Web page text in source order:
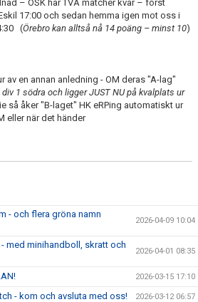
– ÖSK har TVÅ matcher kvar – först
17:00 och sedan hemma igen mot oss i
(Örebro kan alltså nå 14 poäng – minst 10)
av en annan anledning - OM deras "A-lag"
1 södra och ligger JUST NU på kvalplats ur
så åker "B-laget" HK eRPing automatiskt ur
eller när det händer
- och flera gröna namn
2026-04-09 10:04
med minihandboll, skratt och
2026-04-01 08:35
2026-03-15 17:10
- kom och avsluta med oss! 2026-03-12 06:57